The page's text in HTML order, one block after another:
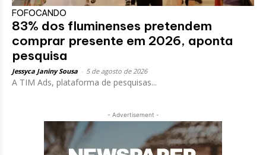
FOFOCANDO
83% dos fluminenses pretendem
comprar presente em 2026, aponta
pesquisa
Jessyca Janiny Sousa 5 de agosto de 2026
A TIM Ads, plataforma de pesquisas...
- Advertisement -